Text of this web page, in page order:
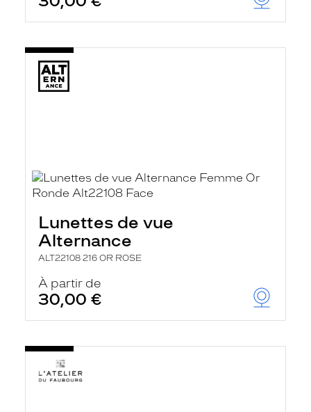
Lunettes de vue
Alternance
ALT22108 216 OR ROSE
À partir de
30,00 €